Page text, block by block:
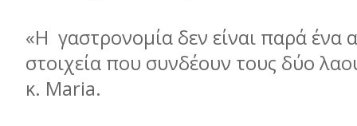
«Η γαστρονομία δεν είναι παρά ένα
στοιχεία που συνδέουν τους δύο
κ. Maria.